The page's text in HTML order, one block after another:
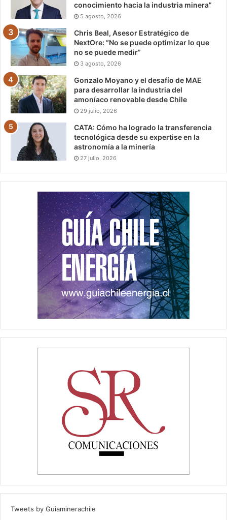
conocimiento hacia la industria minera”
5 agosto, 2026
Chris Beal, Asesor Estratégico de
NextOre: “No se puede optimizar lo que
no se puede medir”
3 agosto, 2026
Gonzalo Moyano y el desafío de MAE
para desarrollar la industria del
amoníaco renovable desde Chile
29 julio, 2026
CATA: Cómo ha logrado la transferencia
tecnológica desde su expertise en la
astronomía a la minería
27 julio, 2026
Tweets by Guiaminerachile